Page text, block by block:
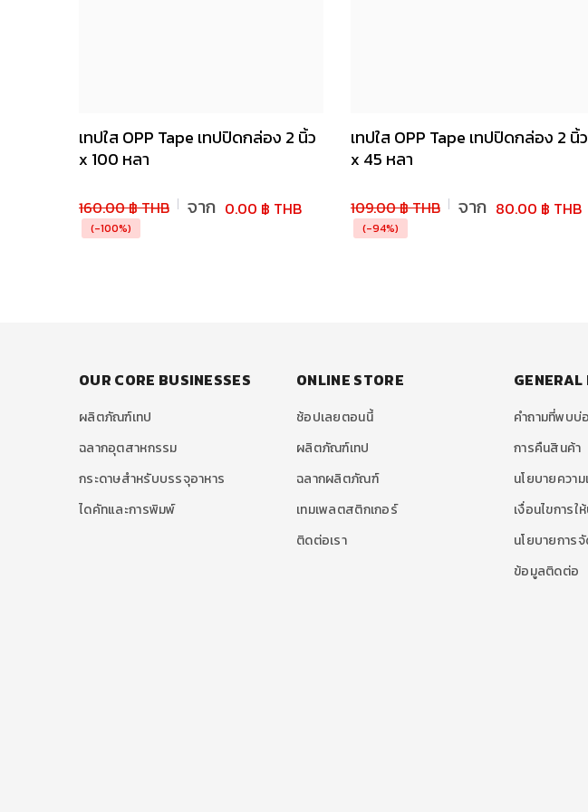
เทปใส OPP Tape เทปปิดกล่อง 2 นิ้ว
x 100 หลา
160.00 ฿ THB จาก 0.00 ฿ THB
(-100%)
เทปใส OPP Tape เทปปิดกล่อง 2 นิ้ว
x 45 หลา
109.00 ฿ THB จาก 80.00 ฿ THB
(-94%)
OUR CORE BUSINESSES
ผลิตภัณฑ์เทป
ฉลากอุตสาหกรรม
กระดาษสำหรับบรรจุอาหาร
ไดคัทและการพิมพ์
ONLINE STORE
ช้อปเลยตอนนี้
ผลิตภัณฑ์เทป
ฉลากผลิตภัณฑ์
เทมเพลตสติกเกอร์
ติดต่อเรา
คำถามที่พบบ่
การคืนสินค้า
นโยบายควา
เงื่อนไขการใ
นโยบายการ
ข้อมูลติดต่อ